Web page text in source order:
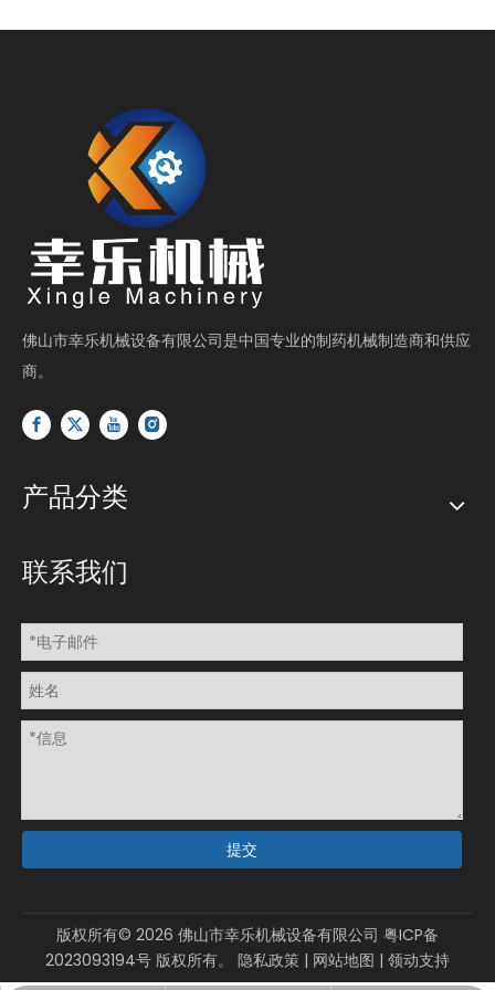
佛山市幸乐机械设备有限公司是中国专业的制药机械制造商和供应
商。
产品分类
联系我们
提交
版权所有© 2026 佛山市幸乐机械设备有限公司 粤ICP备
2023093194号 版权所有。 隐私政策 | 网站地图 | 领动支持